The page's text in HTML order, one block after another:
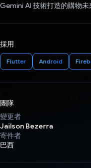
Gemini AI 技術打造的購物未
採用
Flutter Android
團隊
變更者
Jailson Bezerra
寄件者
巴西